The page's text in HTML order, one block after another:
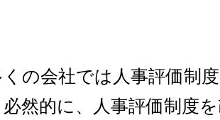
の会社では人事評価制
然的に、人事評価制度